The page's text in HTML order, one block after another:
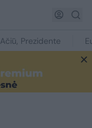
Ačiū, Prezidente